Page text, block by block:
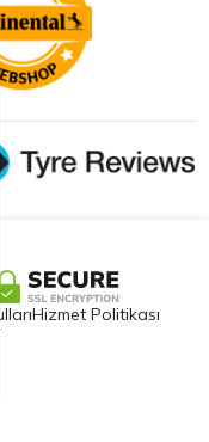
Hizmet Politikası